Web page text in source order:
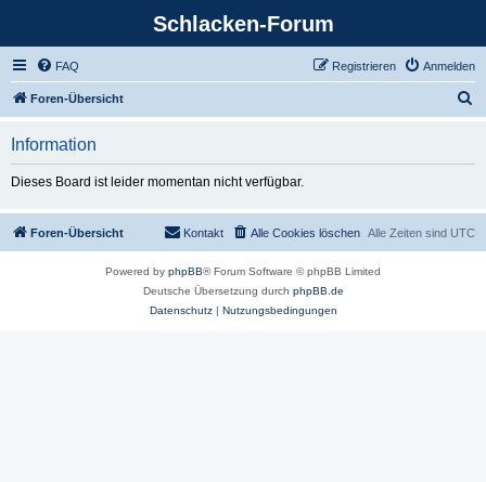
Schlacken-Forum
FAQ Anmelden
Registrieren
Foren-Übersicht
Information
Dieses Board ist leider momentan nicht verfügbar.
Foren-Übersicht Alle Zeiten sind UTC
Alle Cookies löschen
Kontakt
Powered by phpBB® Forum Software © phpBB Limited
Deutsche Übersetzung durch phpBB.de
Datenschutz| Nutzungsbedingungen